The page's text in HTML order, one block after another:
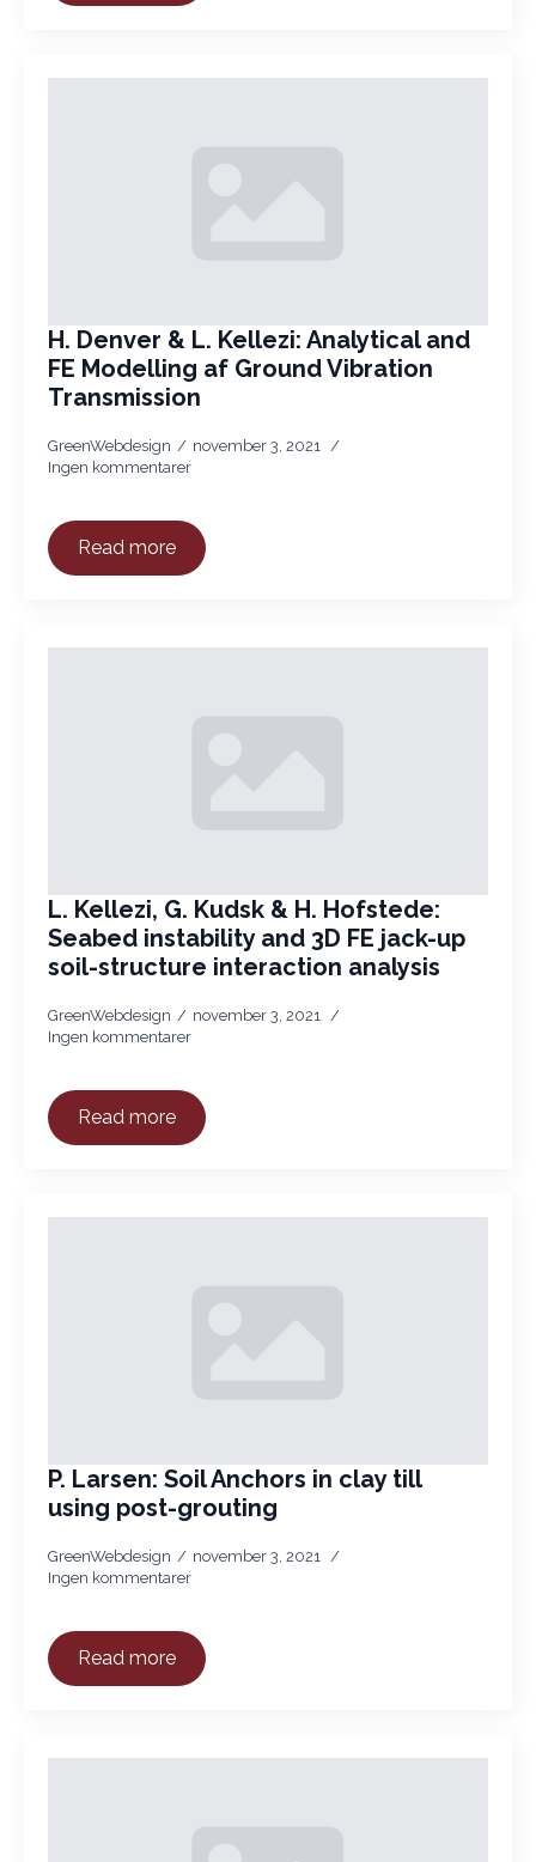
H. Denver & L. Kellezi: Analytical and
FE Modelling af Ground Vibration
Transmission
GreenWebdesign
november 3, 2021
Ingen kommentarer
Read more
L. Kellezi, G. Kudsk & H. Hofstede:
Seabed instability and 3D FE jack-up
soil-structure interaction analysis
GreenWebdesign
november 3, 2021
Ingen kommentarer
Read more
P. Larsen: Soil Anchors in clay till
using post-grouting
GreenWebdesign
november 3, 2021
Ingen kommentarer
Read more